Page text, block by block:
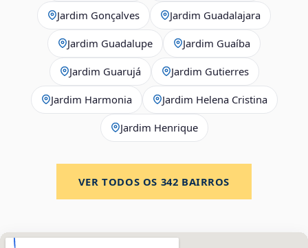
Jardim Gonçalves Jardim Guadalajara
Jardim Guadalupe Jardim Guaíba
Jardim Guarujá Jardim Gutierres
Jardim Harmonia Jardim Helena Cristina
Jardim Henrique
VER TODOS OS 342 BAIRROS